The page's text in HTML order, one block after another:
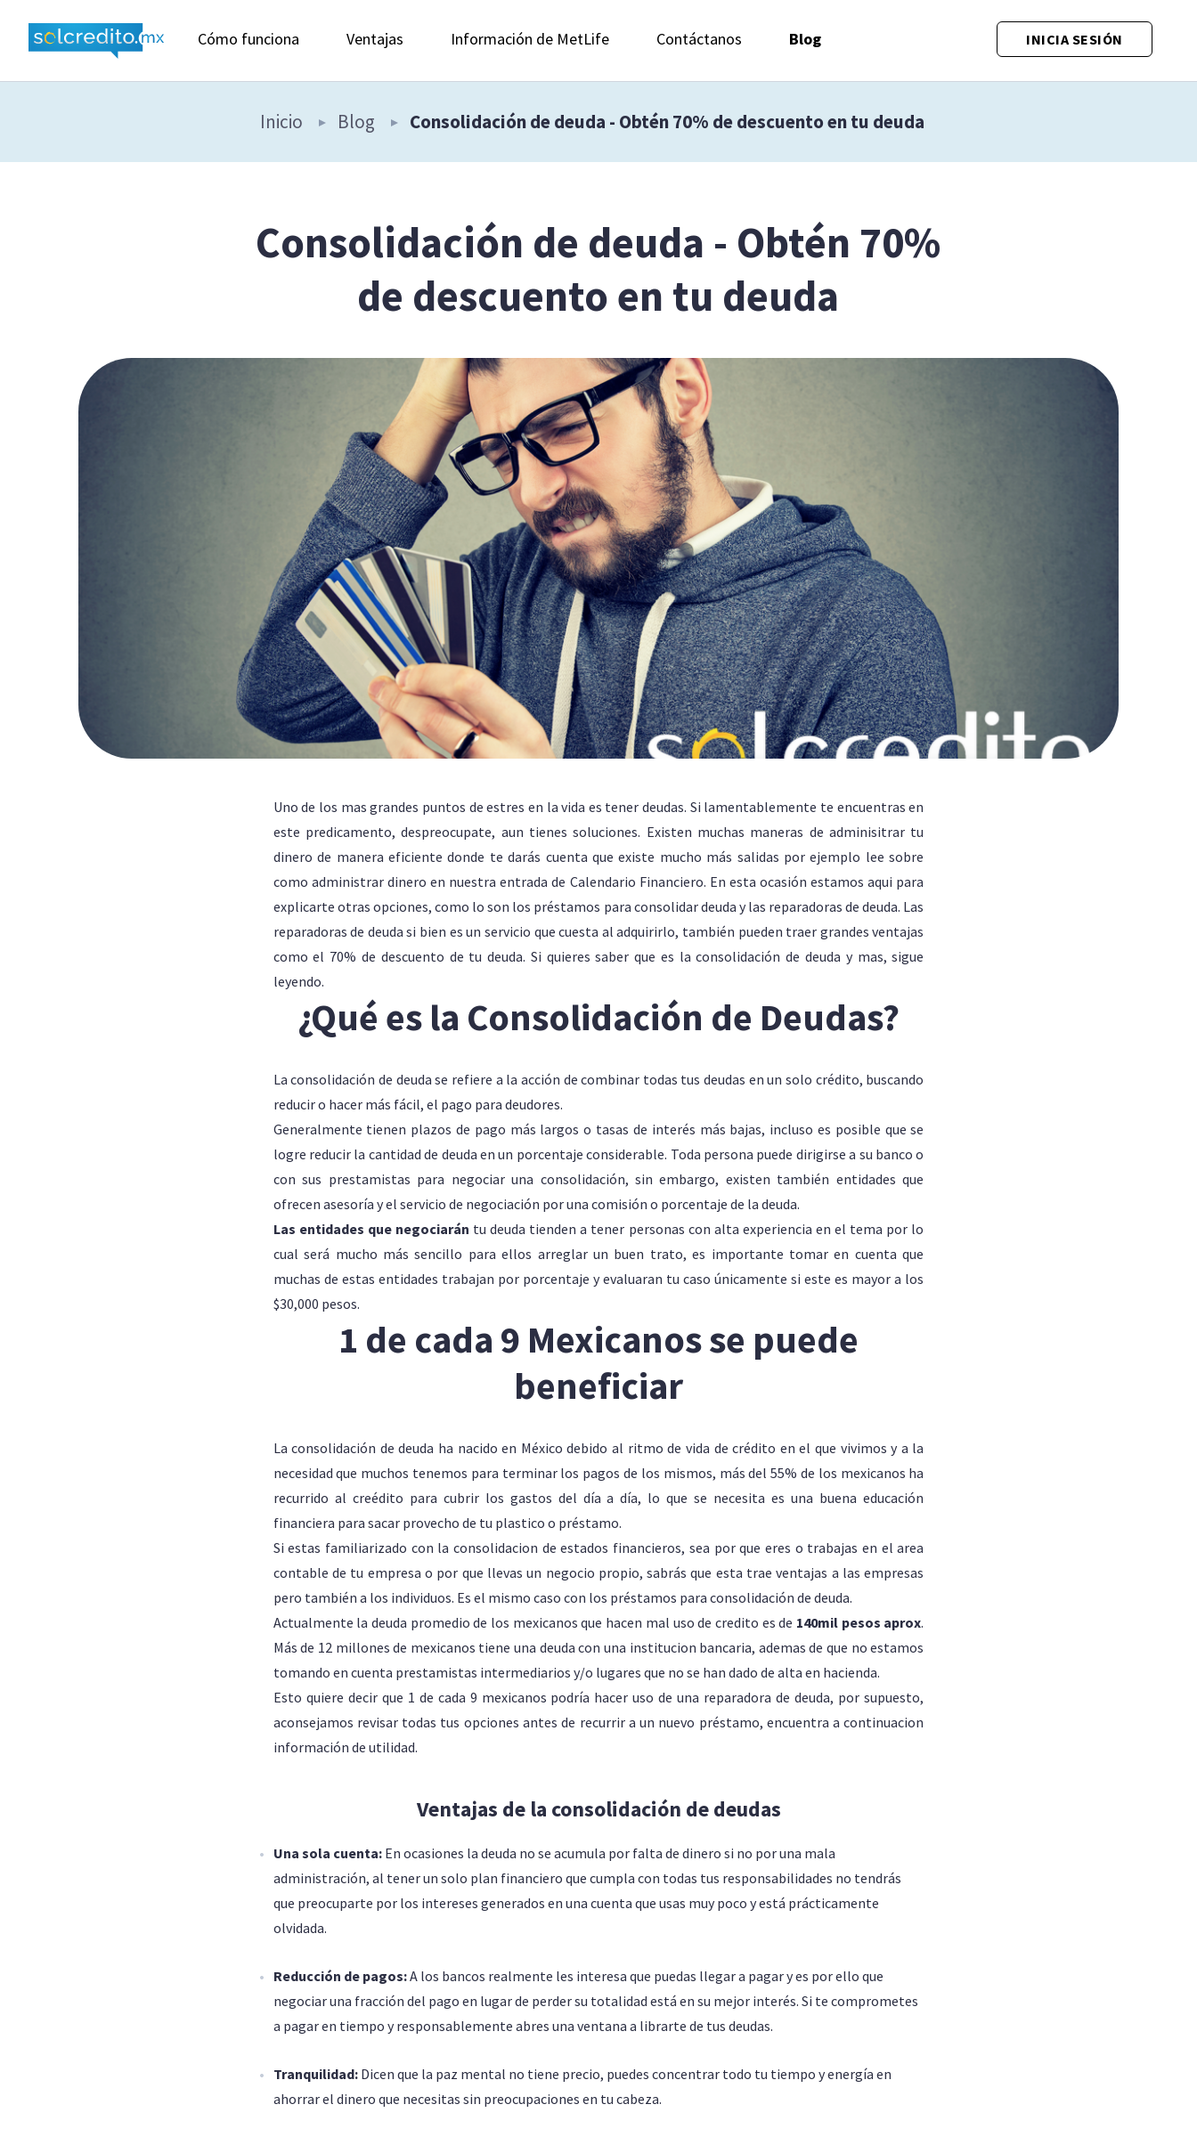
Cómo funciona Ventajas Información de MetLife Contáctanos Blog INICIA SESIÓN
Inicio Blog Consolidación de deuda - Obtén 70% de descuento en tu deuda
Consolidación de deuda - Obtén 70%
de descuento en tu deuda
Uno de los mas grandes puntos de estres en la vida es tener deudas. Si lamentablemente te encuentras en
este predicamento, despreocupate, aun tienes soluciones. Existen muchas maneras de adminisitrar tu
dinero de manera eficiente donde te darás cuenta que existe mucho más salidas por ejemplo lee sobre
como administrar dinero en nuestra entrada de Calendario Financiero. En esta ocasión estamos aqui para
explicarte otras opciones, como lo son los préstamos para consolidar deuda y las reparadoras de deuda. Las
reparadoras de deuda si bien es un servicio que cuesta al adquirirlo, también pueden traer grandes ventajas
como el 70% de descuento de tu deuda. Si quieres saber que es la consolidación de deuda y mas, sigue
leyendo.
¿Qué es la Consolidación de Deudas?
La consolidación de deuda se refiere a la acción de combinar todas tus deudas en un solo crédito, buscando
reducir o hacer más fácil, el pago para deudores.
Generalmente tienen plazos de pago más largos o tasas de interés más bajas, incluso es posible que se
logre reducir la cantidad de deuda en un porcentaje considerable. Toda persona puede dirigirse a su banco o
con sus prestamistas para negociar una consolidación, sin embargo, existen también entidades que
ofrecen asesoría y el servicio de negociación por una comisión o porcentaje de la deuda.
Las entidades que negociarán tu deuda tienden a tener personas con alta experiencia en el tema por lo
cual será mucho más sencillo para ellos arreglar un buen trato, es importante tomar en cuenta que
muchas de estas entidades trabajan por porcentaje y evaluaran tu caso únicamente si este es mayor a los
$30,000 pesos.
1 de cada 9 Mexicanos se puede
beneficiar
La consolidación de deuda ha nacido en México debido al ritmo de vida de crédito en el que vivimos y a la
necesidad que muchos tenemos para terminar los pagos de los mismos, más del 55% de los mexicanos ha
recurrido al creédito para cubrir los gastos del día a día, lo que se necesita es una buena educación
financiera para sacar provecho de tu plastico o préstamo.
Si estas familiarizado con la consolidacion de estados financieros, sea por que eres o trabajas en el area
contable de tu empresa o por que llevas un negocio propio, sabrás que esta trae ventajas a las empresas
pero también a los individuos. Es el mismo caso con los préstamos para consolidación de deuda.
Actualmente la deuda promedio de los mexicanos que hacen mal uso de credito es de 140mil pesos aprox.
Más de 12 millones de mexicanos tiene una deuda con una institucion bancaria, ademas de que no estamos
tomando en cuenta prestamistas intermediarios y/o lugares que no se han dado de alta en hacienda.
Esto quiere decir que 1 de cada 9 mexicanos podría hacer uso de una reparadora de deuda, por supuesto,
aconsejamos revisar todas tus opciones antes de recurrir a un nuevo préstamo, encuentra a continuacion
información de utilidad.
Ventajas de la consolidación de deudas
Una sola cuenta: En ocasiones la deuda no se acumula por falta de dinero si no por una mala
administración, al tener un solo plan financiero que cumpla con todas tus responsabilidades no tendrás
que preocuparte por los intereses generados en una cuenta que usas muy poco y está prácticamente
olvidada.
Reducción de pagos:A los bancos realmente les interesa que puedas llegar a pagar y es por ello que
negociar una fracción del pago en lugar de perder su totalidad está en su mejor interés. Si te comprometes
a pagar en tiempo y responsablemente abres una ventana a librarte de tus deudas.
Tranquilidad: Dicen que la paz mental no tiene precio, puedes concentrar todo tu tiempo y energía en
ahorrar el dinero que necesitas sin preocupaciones en tu cabeza.